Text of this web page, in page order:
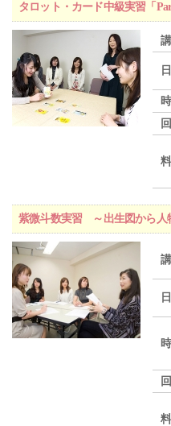
タロット・カード中級実習「
紫微斗数実習 ～出生図から人